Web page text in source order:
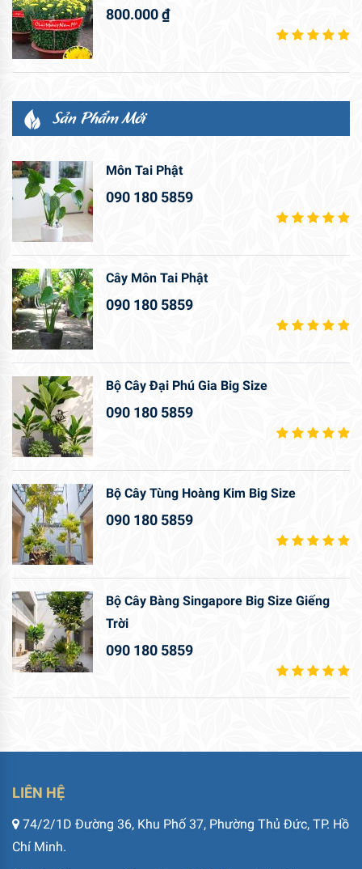
800.000₫
Sản Phẩm Mới
Môn Tai Phật
090 180 5859
Cây Môn Tai Phật
090 180 5859
Bộ Cây Đại Phú Gia Big Size
090 180 5859
Bộ Cây Tùng Hoàng Kim Big Size
090 180 5859
Bộ Cây Bàng Singapore Big Size Giếng
Trời
090 180 5859
LIÊN HỆ
74/2/1D Đường 36, Khu Phố 37, Phường Thủ Đức, TP. Hồ
Chí Minh.